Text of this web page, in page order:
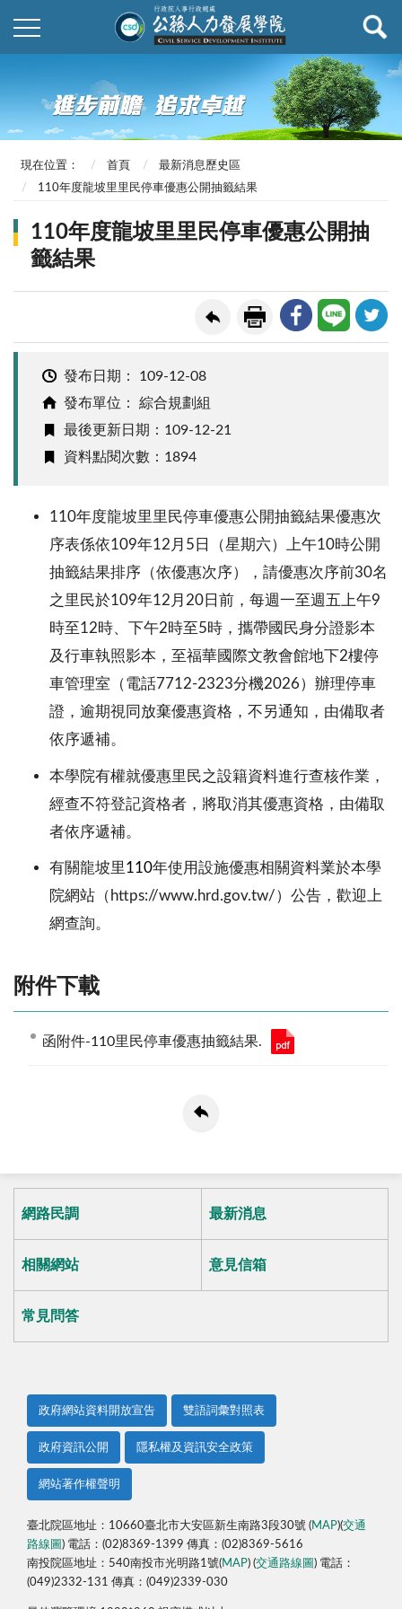
現在位置： 首頁
最新消息歷史區
110年度龍坡里里民停車優惠公開抽籤結果
110年度龍坡里里民停車優惠公開抽
籤結果
發布日期： 109-12-08
發布單位： 綜合規劃組
最後更新日期：109-12-21
資料點閱次數：1894
110年度龍坡里里民停車優惠公開抽籤結果優惠次
序表係依109年12 月 5 日（星期六）上午10時公開
抽籤結果排序（依優惠次序），請優惠次序前30名
之里民於109年12 月 20 日前，每週一至週五上午9
時至12時、下午2時至5時，攜帶國民身分證影本
及行車執照影本，至福華國際文教會館地下2樓停
車管理室（電話7712-2323分機2026）辦理停車
證，逾期視同放棄優惠資格，不另通知，由備取者
依序遞補。
本學院有權就優惠里民之設籍資料進行查核作業，
經查不符登記資格者，將取消其優惠資格，由備取
者依序遞補。
有關龍坡里110年使用設施優惠相關資料業於本學
院網站（ https://www.hrd.gov.tw/）公告，歡迎上
網查詢。
附件下載
函附件-110里民停車優惠抽籤結果.
網路民調 最新消息
相關網站 意見信箱
常見問答
政府網站資料開放宣告 雙語詞彙對照表
政府資訊公開 隱私權及資訊安全政策
網站著作權聲明
臺北院區地址：10660臺北市大安區新生南路3段30號 (MAP)(交通
路線圖 ) 電話：(02)8369-1399 傳真：(02)8369-5616
南投院區地址：540南投市光明路1號(MAP) (交通路線圖 ) 電話：
(049)2332-131 傳真：(049)2339-030